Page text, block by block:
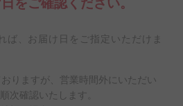
ば、お届け日をご指定いただけま
りますが、営業時間外にいただい
次確認いたします。